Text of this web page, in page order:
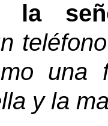
la
una
y la